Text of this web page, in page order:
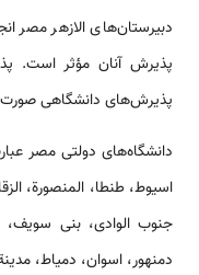
دبیرستان­‌های الازهر مصر
پذیرش آنان مؤثر است.
پذیرش‌­های دانشگاهی صورت
دانشگاه‌­های دولتی مصر
اسیوط، طنطا، المنصورة،
جنوب الوادی، بنی سویف،
دمنهور، اسوان، دمیاط،